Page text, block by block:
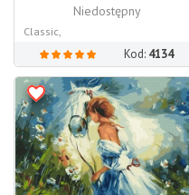
Niedostępny
Classic,
Kod: 4134